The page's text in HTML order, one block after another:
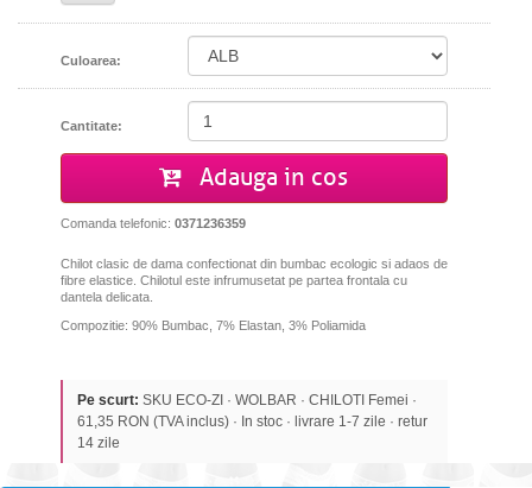
Culoarea:
Cantitate:
Adauga in cos
Comanda telefonic: 0371236359
Chilot clasic de dama confectionat din bumbac ecologic si adaos de
fibre elastice. Chilotul este infrumusetat pe partea frontala cu
dantela delicata.
Compozitie: 90% Bumbac, 7% Elastan, 3% Poliamida
Pe scurt: SKU ECO-ZI · WOLBAR · CHILOTI Femei ·
61,35 RON (TVA inclus) · In stoc · livrare 1-7 zile · retur
14 zile